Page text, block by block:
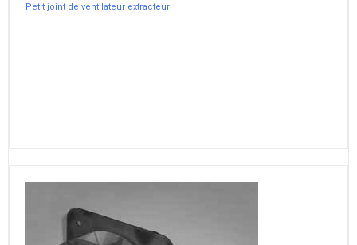
Petit joint de ventilateur extracteur